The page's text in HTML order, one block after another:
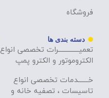
فروشگاه
دسته بندی ها
تعمیــــــــــــــرات تخصصی انواع
الکتروموتور و الکترو پمپ
خـــــــدمات تخصصی انواع
تاسیسات ، تصفیه خانه و